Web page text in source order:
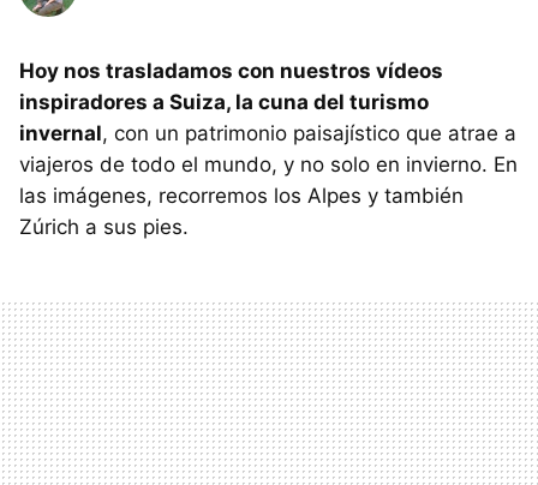
Hoy nos trasladamos con nuestros vídeos
inspiradores a Suiza, la cuna del turismo
invernal, con un patrimonio paisajístico que atrae a
viajeros de todo el mundo, y no solo en invierno. En
las imágenes, recorremos los Alpes y también
Zúrich a sus pies.